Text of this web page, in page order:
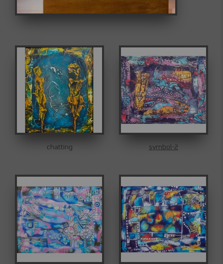
chatting symbol-2